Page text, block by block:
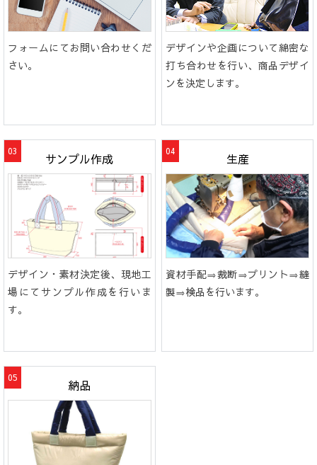
フォームにてお問い合わせくだ
さい。
デザインや企画について綿密な
打ち合わせを行い、商品デザイ
ンを決定します。
サンプル作成
デザイン・素材決定後、現地工
場にてサンプル作成を行いま
す。
生産
資材手配⇒裁断⇒プリント⇒縫
製⇒検品を行います。
納品